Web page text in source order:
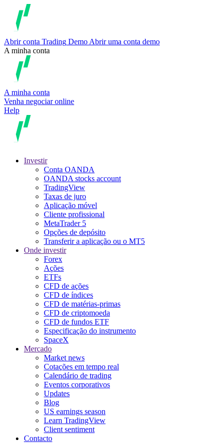
Abrir conta Trading Demo Abrir uma conta demo
A minha conta
A minha conta
Venha negociar online
Help
Investir
Conta OANDA
OANDA stocks account
TradingView
Taxas de juro
Aplicação móvel
Cliente profissional
MetaTrader 5
Opções de depósito
Transferir a aplicação ou o MT5
Onde investir
Forex
Ações
ETFs
CFD de ações
CFD de índices
CFD de matérias-primas
CFD de criptomoeda
CFD de fundos ETF
Especificação do instrumento
SpaceX
Mercado
Market news
Cotações em tempo real
Calendário de trading
Eventos corporativos
Updates
Blog
US earnings season
Learn TradingView
Client sentiment
Contacto